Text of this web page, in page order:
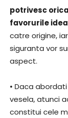
potrivesc
favorurile
catre origine,
siguranta vor
aspect.
• Daca
vesela, atunci
constitui cele